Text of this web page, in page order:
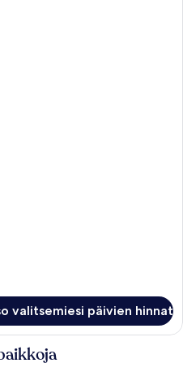
valitsemiesi päivien hinnat